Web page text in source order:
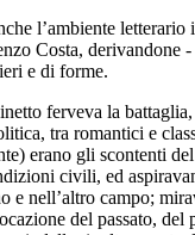
l’ambiente letterario
Costa, derivandone -
e di forme.
ferveva la
tra romantici e
erano gli scontenti
civili, ed
e nell’altro campo;
del passato, del